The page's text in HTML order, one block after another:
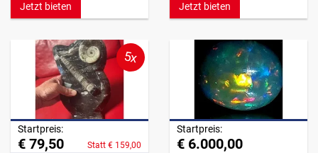
Jetzt bieten Jetzt bieten
5x
Startpreis:
€ 79,50 Statt € 159,00
Startpreis:
€ 6.000,00